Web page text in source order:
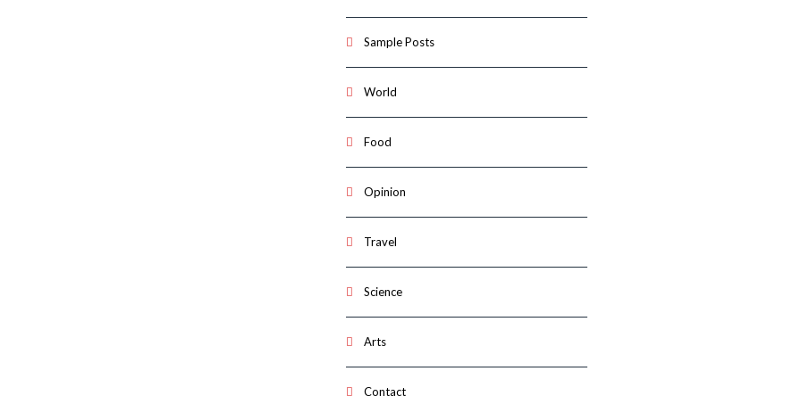
Sample Posts
World
Food
Opinion
Travel
Science
Arts
Contact